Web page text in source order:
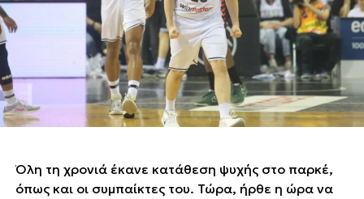
Όλη τη χρονιά έκανε κατάθεση ψυχής στο παρκέ,
όπως και οι συμπαίκτες του. Τώρα, ήρθε η ώρα να